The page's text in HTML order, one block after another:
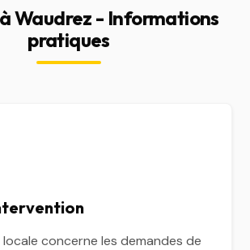
Waudrez - Informations
pratiques
concerne les demandes de